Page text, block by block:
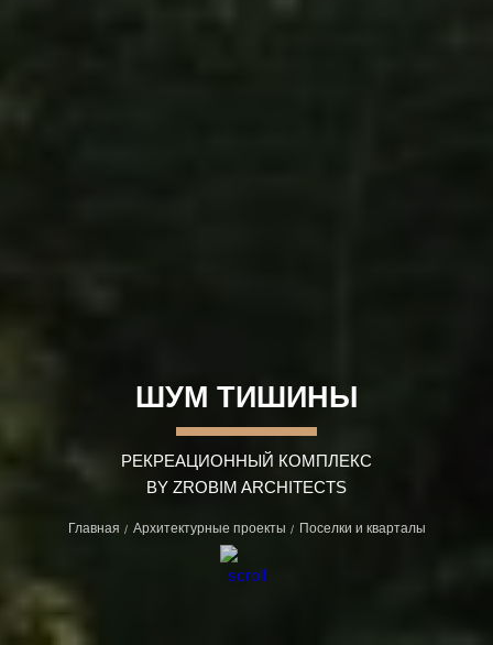
ШУМ ТИШИНЫ
РЕКРЕАЦИОННЫЙ КОМПЛЕКС
BY ZROBIM ARCHITECTS
Главная Архитектурные проекты Поселки и кварталы